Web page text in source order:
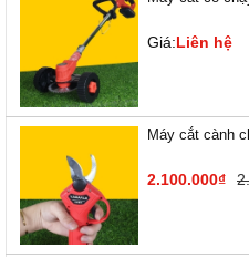
Giá:Liên hệ
Máy cắt cành
2.100.000₫